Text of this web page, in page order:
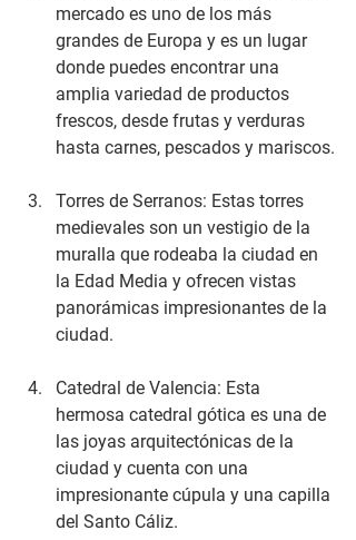
mercado es uno de los más
grandes de Europa y es un lugar
donde puedes encontrar una
amplia variedad de productos
frescos, desde frutas y verduras
hasta carnes, pescados y mariscos.
Torres de Serranos: Estas torres
medievales son un vestigio de la
muralla que rodeaba la ciudad en
la Edad Media y ofrecen vistas
panorámicas impresionantes de la
ciudad.
Catedral de Valencia: Esta
hermosa catedral gótica es una de
las joyas arquitectónicas de la
ciudad y cuenta con una
impresionante cúpula y una capilla
del Santo Cáliz.